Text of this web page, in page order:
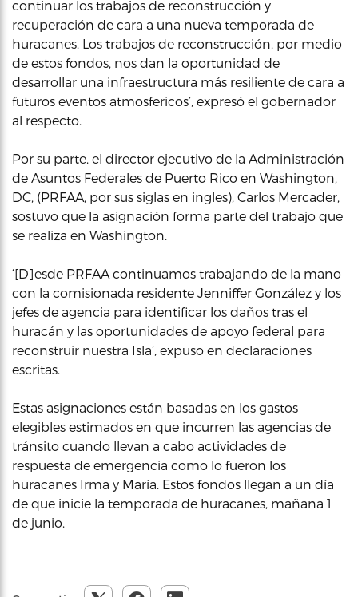
continuar los trabajos de reconstrucción y
recuperación de cara a una nueva temporada de
huracanes. Los trabajos de reconstrucción, por medio
de estos fondos, nos dan la oportunidad de
desarrollar una infraestructura más resiliente de cara a
futuros eventos atmosfericos’, expresó el gobernador
al respecto.
Por su parte, el director ejecutivo de la Administración
de Asuntos Federales de Puerto Rico en Washington,
DC, (PRFAA, por sus siglas en ingles), Carlos Mercader,
sostuvo que la asignación forma parte del trabajo que
se realiza en Washington.
‘[D]esde PRFAA continuamos trabajando de la mano
con la comisionada residente Jenniffer González y los
jefes de agencia para identificar los daños tras el
huracán y las oportunidades de apoyo federal para
reconstruir nuestra Isla’, expuso en declaraciones
escritas.
Estas asignaciones están basadas en los gastos
elegibles estimados en que incurren las agencias de
tránsito cuando llevan a cabo actividades de
respuesta de emergencia como lo fueron los
huracanes Irma y María. Estos fondos llegan a un día
de que inicie la temporada de huracanes, mañana 1
de junio.